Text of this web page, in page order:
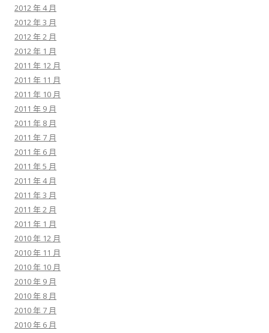
2012 年 4 月
2012 年 3 月
2012 年 2 月
2012 年 1 月
2011 年 12 月
2011 年 11 月
2011 年 10 月
2011 年 9 月
2011 年 8 月
2011 年 7 月
2011 年 6 月
2011 年 5 月
2011 年 4 月
2011 年 3 月
2011 年 2 月
2011 年 1 月
2010 年 12 月
2010 年 11 月
2010 年 10 月
2010 年 9 月
2010 年 8 月
2010 年 7 月
2010 年 6 月